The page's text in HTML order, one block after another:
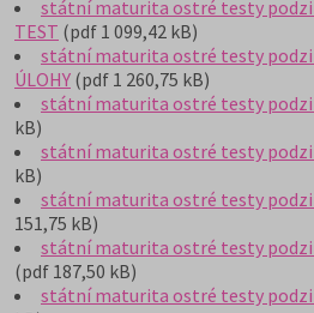
státní maturita ostré testy
TEST (pdf 1 099,42 kB)
státní maturita ostré testy
ÚLOHY (pdf 1 260,75 kB)
státní maturita ostré testy
kB)
státní maturita ostré testy
kB)
státní maturita ostré testy
151,75 kB)
státní maturita ostré testy
(pdf 187,50 kB)
státní maturita ostré testy